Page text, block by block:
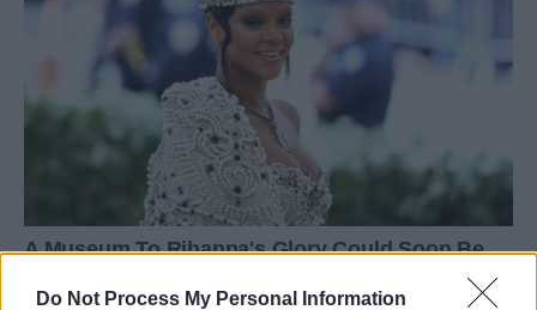
Do Not Process My Personal Information